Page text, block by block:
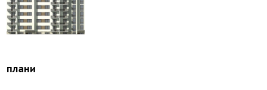
плани